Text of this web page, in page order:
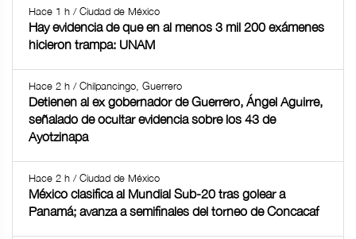
Hace 1 h / Ciudad de México
Hay evidencia de que en al menos 3 mil 200 exámenes
hicieron trampa: UNAM
Hace 2 h / Chilpancingo, Guerrero
Detienen al ex gobernador de Guerrero, Ángel Aguirre,
señalado de ocultar evidencia sobre los 43 de
Ayotzinapa
Hace 2 h / Ciudad de México
México clasifica al Mundial Sub-20 tras golear a
Panamá; avanza a semifinales del torneo de Concacaf